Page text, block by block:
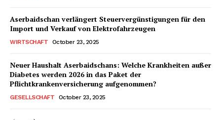
Aserbaidschan verlängert Steuervergünstigungen für den
Import und Verkauf von Elektrofahrzeugen
WIRTSCHAFT October 23, 2025
Neuer Haushalt Aserbaidschans: Welche Krankheiten außer
Diabetes werden 2026 in das Paket der
Pflichtkrankenversicherung aufgenommen?
GESELLSCHAFT October 23, 2025